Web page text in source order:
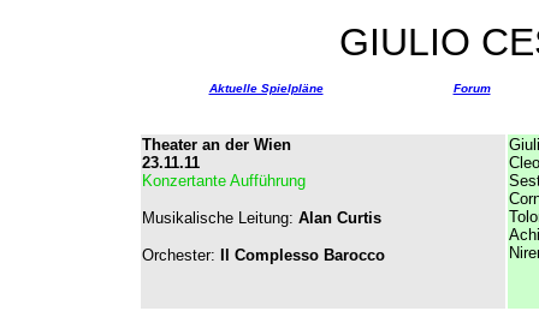
GIULIO
Aktuelle Spielpläne Forum
Theater an der Wien
23.11.11
Konzertante Aufführung
Musikalische Leitung: Alan Curtis
Orchester: Il Complesso Barocco